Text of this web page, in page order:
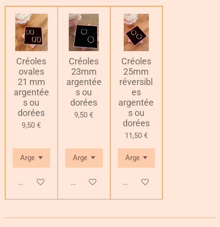
Créoles
ovales
21 mm
argentée
s ou
dorées
9,50 €
Ajouter au panier
Créoles
23mm
argentée
s ou
dorées
9,50 €
Ajouter au panier
Créoles
25mm
réversibl
es
argentée
s ou
dorées
11,50 €
Ajouter au panier